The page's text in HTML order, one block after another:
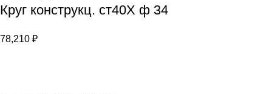
Круг конструкц. ст40Х ф 34
78,210 ₽